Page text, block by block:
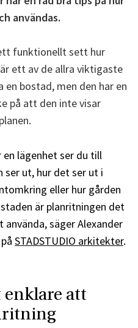
användas.
funktionellt sett hur
ett av de allra viktigaste
en bostad, men den har en
på att den inte visar
lägenhet ser du till
ser ut, hur det ser ut i
eller hur gården
är planritningen det
säger Alexander
STADSTUDIO arkitekter.
enklare att